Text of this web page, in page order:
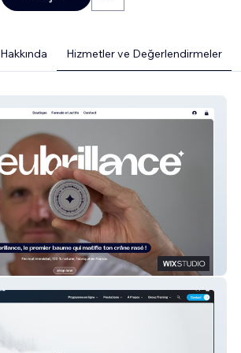
Hakkında Hizmetler ve Değerlendirmeler